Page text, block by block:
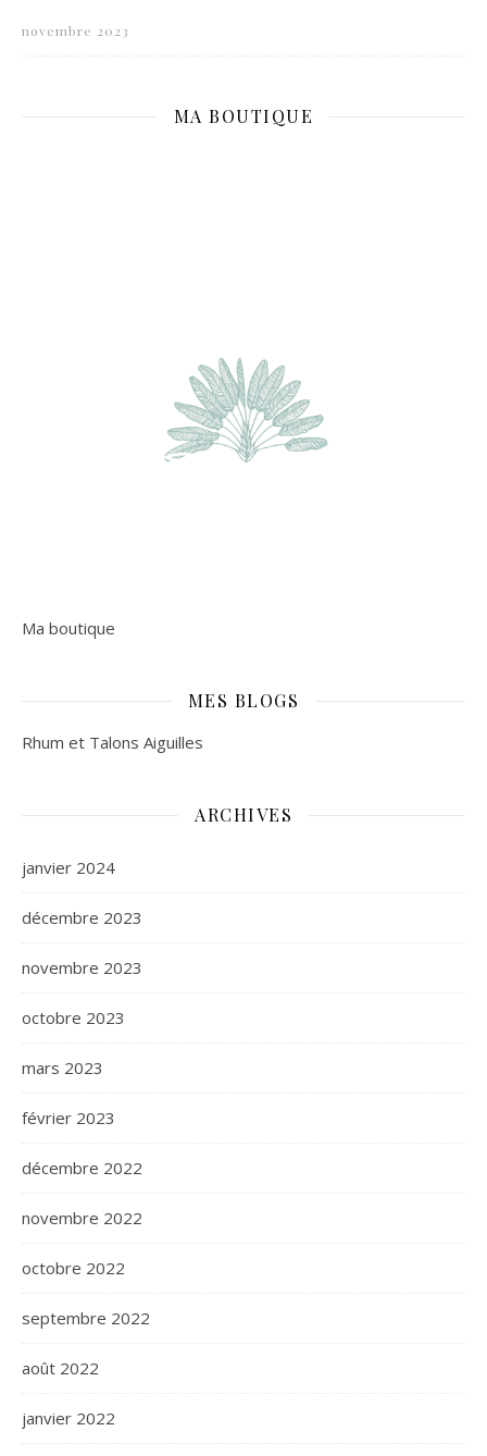
novembre 2023
MA BOUTIQUE
Ma boutique
MES BLOGS
Rhum et Talons Aiguilles
ARCHIVES
janvier 2024
décembre 2023
novembre 2023
octobre 2023
mars 2023
février 2023
décembre 2022
novembre 2022
octobre 2022
septembre 2022
août 2022
janvier 2022